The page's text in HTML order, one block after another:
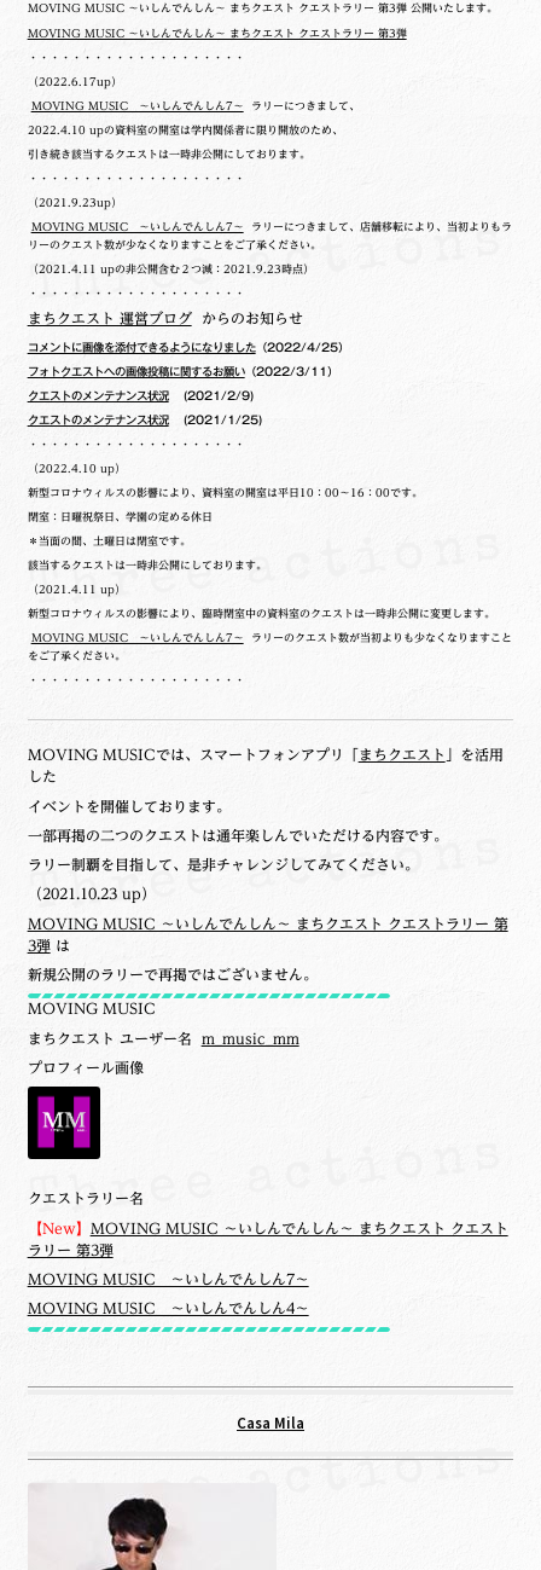
MOVING MUSIC ～いしんでんしん～ まちクエスト クエストラリー 第3弾 公開いたします。
MOVING MUSIC ～いしんでんしん～ まちクエスト クエストラリー 第3弾
・・・・・・・・・・・・・・・・・・・・
（2022.6.17up）
MOVING MUSIC ～いしんでんしん7～ ラリーにつきまして、
2022.4.10 upの資料室の開室は学内関係者に限り開放のため、
引き続き該当するクエストは一時非公開にしております。
・・・・・・・・・・・・・・・・・・・・
（2021.9.23up）
MOVING MUSIC ～いしんでんしん7～ ラリーにつきまして、店舗移転により、当初よりもラ
リーのクエスト数が少なくなりますことをご了承ください。
（2021.4.11 upの非公開含む２つ減：2021.9.23時点）
・・・・・・・・・・・・・・・・・・・・
まちクエスト 運営ブログからのお知らせ
コメントに画像を添付できるようになりました（2022/4/25）
フォトクエストへの画像投稿に関するお願い（2022/3/11）
クエストのメンテナンス状況(2021/2/9)
クエストのメンテナンス状況(2021/1/25)
・・・・・・・・・・・・・・・・・・・・
（2022.4.10 up）
新型コロナウィルスの影響により、資料室の開室は平日10：00～16：00です。
閉室：日曜祝祭日、学園の定める休日
＊当面の間、土曜日は閉室です。
該当するクエストは一時非公開にしております。
（2021.4.11 up）
新型コロナウィルスの影響により、臨時閉室中の資料室のクエストは一時非公開に変更します。
MOVING MUSIC ～いしんでんしん7～ ラリーのクエスト数が当初よりも少なくなりますこと
をご了承ください。
・・・・・・・・・・・・・・・・・・・・
MOVING MUSICでは、スマートフォンアプリ「 まちクエスト
」を活用
した
イベントを開催しております。
一部再掲の二つのクエストは通年楽しんでいただける内容です。
ラリー制覇を目指して、是非チャレンジしてみてください。
（2021.10.23 up）
MOVING MUSIC ～いしんでんしん～ まちクエスト クエストラリー 第
3弾 は
新規公開のラリーで再掲ではございません。
MOVING MUSIC
まちクエスト ユーザー名 m_music_mm
プロフィール画像
クエストラリー名
【New】 MOVING MUSIC ～いしんでんしん～ まちクエスト クエスト
ラリー 第3弾
MOVING MUSIC ～いしんでんしん7～
MOVING MUSIC ～いしんでんしん4～
Casa Mila